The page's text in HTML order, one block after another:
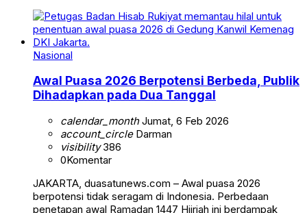
Nasional
Awal Puasa 2026 Berpotensi Berbeda, Publik
Dihadapkan pada Dua Tanggal
calendar_monthJumat, 6 Feb 2026
account_circleDarman
visibility386
0Komentar
JAKARTA, duasatunews.com – Awal puasa 2026
berpotensi tidak seragam di Indonesia. Perbedaan
penetapan awal Ramadan 1447 Hijriah ini berdampak